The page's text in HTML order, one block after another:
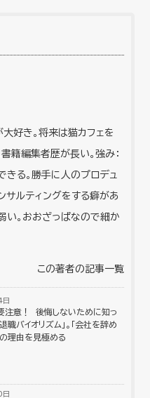
好き。将来は猫カフェを
書籍編集者歴が長い。強み：
きる。勝手に人のプロデュ
サルティングをする癖があ
い。おおざっぱなので細か
この著者の記事一覧
要注意！ 後悔しないために知っ
職バイオリズム」。「会社を辞め
の理由を見極める